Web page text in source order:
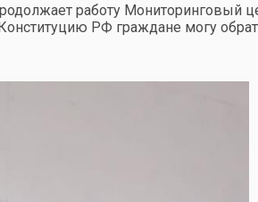
работу Мониторинговый
РФ граждане могу